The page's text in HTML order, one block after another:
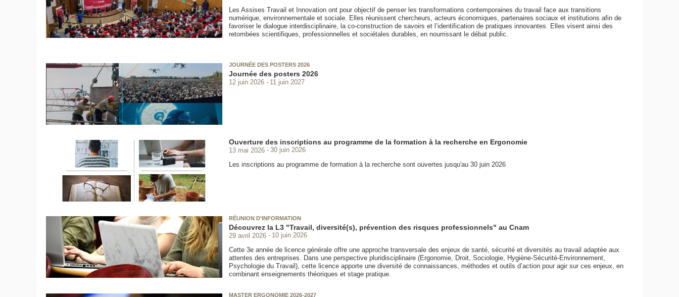
Les Assises Travail et Innovation ont pour objectif de penser les transformations contemporaines du travail face aux transitions
numérique, environnementale et sociale. Elles réunissent chercheurs, acteurs économiques, partenaires sociaux et institutions afin de
favoriser le dialogue interdisciplinaire, la co-construction de savoirs et l’identification de pratiques innovantes. Elles visent ainsi des
retombées scientifiques, professionnelles et sociétales durables, en nourrissant le débat public.
JOURNÉE DES POSTERS 2026
Journée des posters 2026
12 juin 2026 11 juin 2027
Ouverture des inscriptions au programme de la formation à la recherche en Ergonomie
13 mai 2026
30 juin 2026
Les inscriptions au programme de formation à la recherche sont ouvertes jusqu'au 30 juin 2026
RÉUNION D'INFORMATION
Découvrez la L3 "Travail, diversité(s), prévention des risques professionnels" au Cnam
29 avril 2026
10 juin 2026
Cette 3e année de licence générale offre une approche transversale des enjeux de santé, sécurité et diversités au travail adaptée aux
attentes des entreprises. Dans une perspective pluridisciplinaire (Ergonomie, Droit, Sociologie, Hygiène-Sécurité-Environnement,
Psychologie du Travail), cette licence apporte une diversité de connaissances, méthodes et outils d’action pour agir sur ces enjeux, en
combinant enseignements théoriques et stage pratique.
MASTER ERGONOMIE 2026-2027